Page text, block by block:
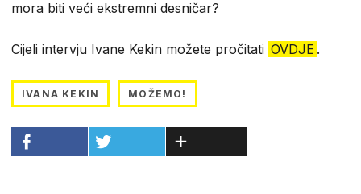
mora biti veći ekstremni desničar?
Cijeli intervju Ivane Kekin možete pročitati OVDJE .
IVANA KEKIN MOŽEMO!